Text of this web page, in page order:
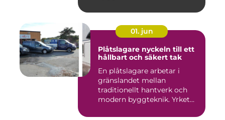
01. jun
Plåtslagare nyckeln till ett
hållbart och säkert tak
En plåtslagare arbetar i
gränslandet mellan
traditionellt hantverk och
modern byggteknik. Yrket